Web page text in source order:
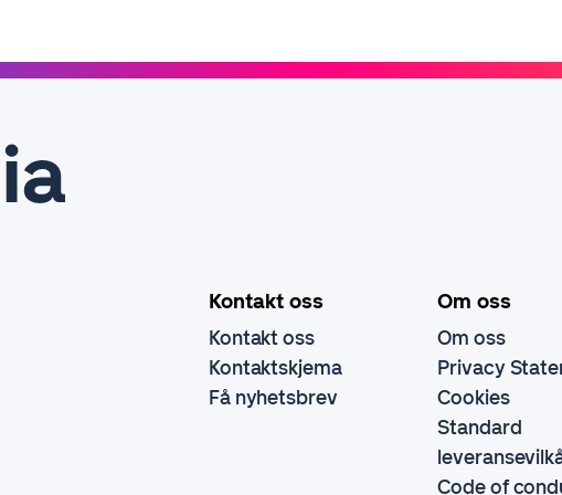
Kontakt oss
Kontakt oss
Kontaktskjema
Få nyhetsbrev
Om oss
Om oss
Privacy
Cookies
Standard
Code of